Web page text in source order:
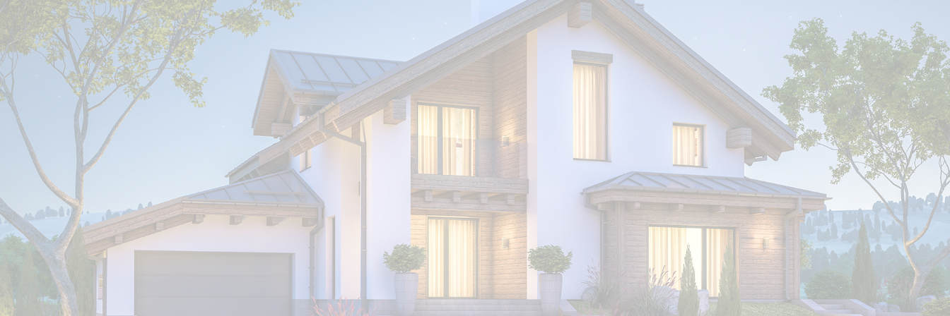
Tipo de cliente: Servicio:
He leido y acepto el aviso legal y la política de privacidad.